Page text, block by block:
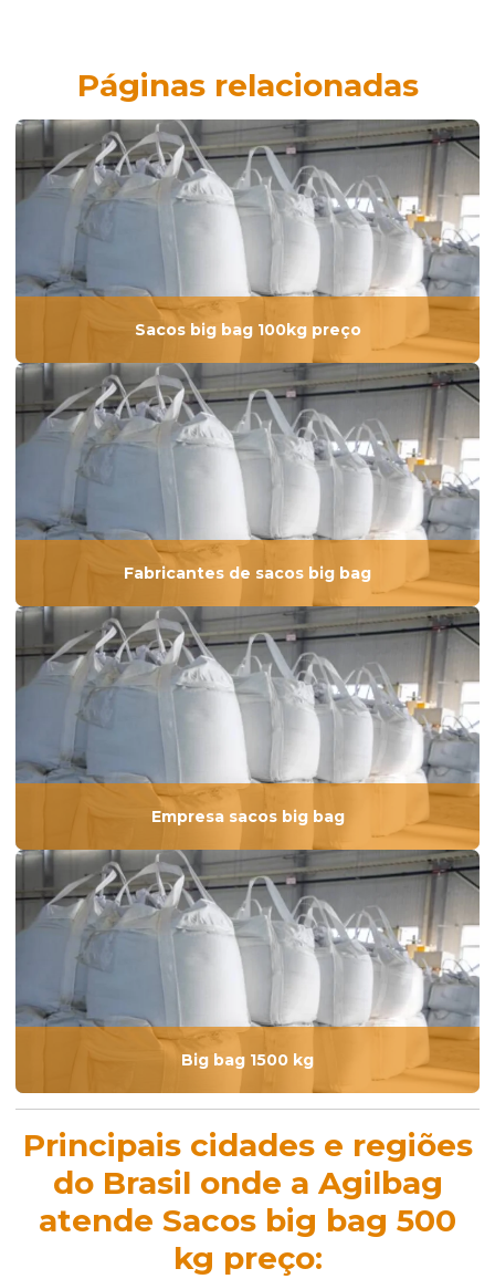
Páginas relacionadas
Sacos big bag 100kg preço
Fabricantes de sacos big bag
Empresa sacos big bag
Big bag 1500 kg
Principais cidades e regiões
do Brasil onde a Agilbag
atende Sacos big bag 500
kg preço: